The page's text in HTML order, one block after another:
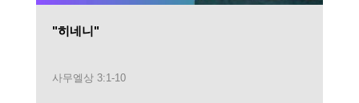
"히네니"
사무엘상 3:1-10